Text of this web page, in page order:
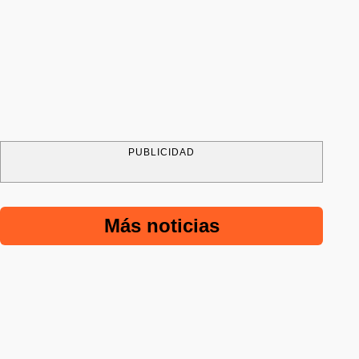
PUBLICIDAD
Más noticias